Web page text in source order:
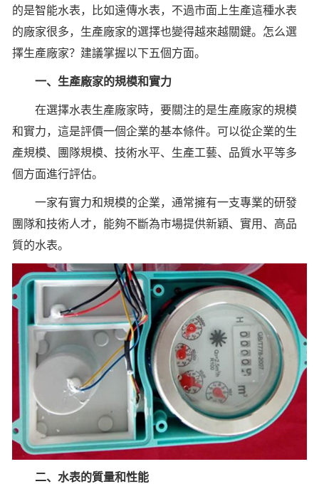
的是智能水表，比如遠傳水表，不過市面上生產這種水表
的廠家很多，生產廠家的選擇也變得越來越關鍵。怎么選
擇生產廠家？建議掌握以下五個方面。
一、生產廠家的規模和實力
在選擇水表生產廠家時，要關注的是生產廠家的規模
和實力，這是評價一個企業的基本條件。可以從企業的生
產規模、團隊規模、技術水平、生產工藝、品質水平等多
個方面進行評估。
一家有實力和規模的企業，通常擁有一支專業的研發
團隊和技術人才，能夠不斷為市場提供新穎、實用、高品
質的水表。
二、水表的質量和性能